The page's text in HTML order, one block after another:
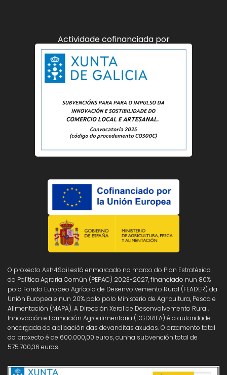
Actividade cofinanciada por
O proxecto Ash4Soil está enmarcado no marco do Plan Estratéxico
da Política Agraria Común (PEPAC) 2023-2027, financiado nun 80%
polo Fondo Europeo Agrícola de Desenvolvemento Rural (FEADER) da
Unión Europea e nun 20% polo polo Ministerio de Agricultura, Pesca e
Alimentación (MAPA). A Dirección Xeral de Desenvolvemento Rural,
Innovación e Formación Agroalimentaria (DGDRIFA) é a autoridade
encargada da aplicación das devanditas axudas. O orzamento total
do proxecto é de 600.000,00 euros, cunha subvención total de
575.700,36 euros.